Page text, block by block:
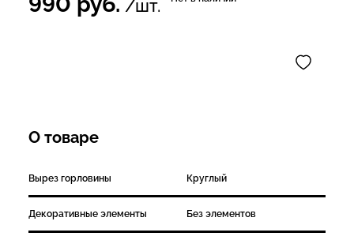
/шт.
О товаре
Вырез горловины Круглый
Декоративные элементы Без элементов